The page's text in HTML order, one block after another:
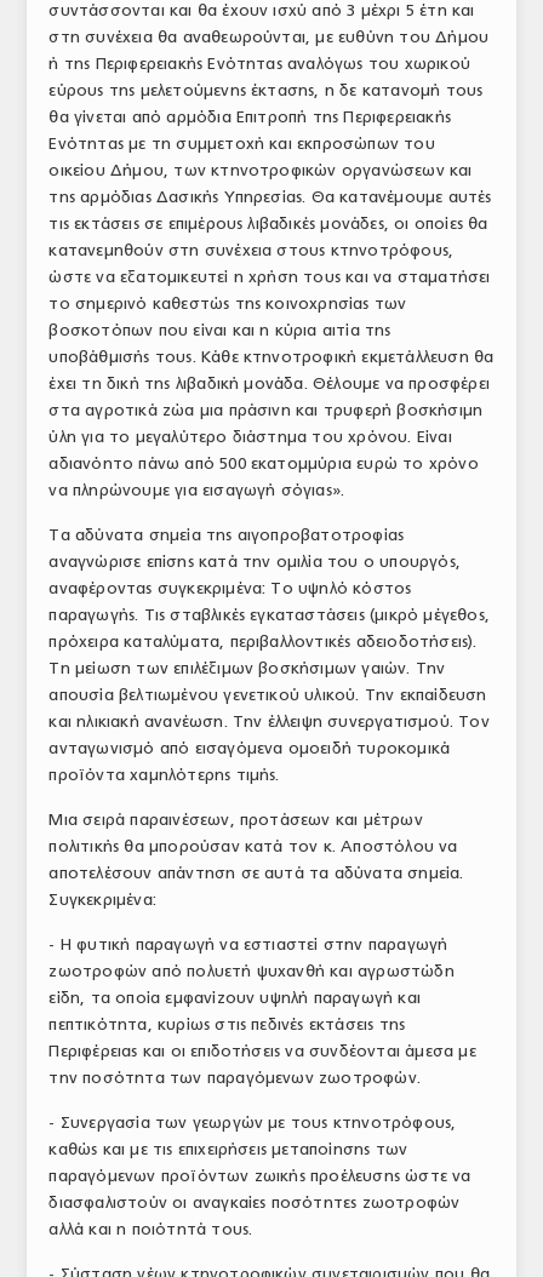
συντάσσονται και θα έχουν ισχύ από 3 μέχρι 5 έτη και
στη συνέχεια θα αναθεωρούνται, με ευθύνη του Δήμου
ή της Περιφερειακής Ενότητας αναλόγως του χωρικού
εύρους της μελετούμενης έκτασης, η δε κατανομή τους
θα γίνεται από αρμόδια Επιτροπή της Περιφερειακής
Ενότητας με τη συμμετοχή και εκπροσώπων του
οικείου Δήμου, των κτηνοτροφικών οργανώσεων και
της αρμόδιας Δασικής Υπηρεσίας. Θα κατανέμουμε αυτές
τις εκτάσεις σε επιμέρους λιβαδικές μονάδες, οι οποίες θα
κατανεμηθούν στη συνέχεια στους κτηνοτρόφους,
ώστε να εξατομικευτεί η χρήση τους και να σταματήσει
το σημερινό καθεστώς της κοινοχρησίας των
βοσκοτόπων που είναι και η κύρια αιτία της
υποβάθμισής τους. Κάθε κτηνοτροφική εκμετάλλευση θα
έχει τη δική της λιβαδική μονάδα. Θέλουμε να προσφέρει
στα αγροτικά ζώα μια πράσινη και τρυφερή βοσκήσιμη
ύλη για το μεγαλύτερο διάστημα του χρόνου. Είναι
αδιανόητο πάνω από 500 εκατομμύρια ευρώ το χρόνο
να πληρώνουμε για εισαγωγή σόγιας».
Τα αδύνατα σημεία της αιγοπροβατοτροφίας
αναγνώρισε επίσης κατά την ομιλία του ο υπουργός,
αναφέροντας συγκεκριμένα: Το υψηλό κόστος
παραγωγής. Τις σταβλικές εγκαταστάσεις (μικρό μέγεθος,
πρόχειρα καταλύματα, περιβαλλοντικές αδειοδοτήσεις).
Τη μείωση των επιλέξιμων βοσκήσιμων γαιών. Την
απουσία βελτιωμένου γενετικού υλικού. Την εκπαίδευση
και ηλικιακή ανανέωση. Την έλλειψη συνεργατισμού. Τον
ανταγωνισμό από εισαγόμενα ομοειδή τυροκομικά
προϊόντα χαμηλότερης τιμής.
Μια σειρά παραινέσεων, προτάσεων και μέτρων
πολιτικής θα μπορούσαν κατά τον κ. Αποστόλου να
αποτελέσουν απάντηση σε αυτά τα αδύνατα σημεία.
Συγκεκριμένα:
- Η φυτική παραγωγή να εστιαστεί στην παραγωγή
ζωοτροφών από πολυετή ψυχανθή και αγρωστώδη
είδη, τα οποία εμφανίζουν υψηλή παραγωγή και
πεπτικότητα, κυρίως στις πεδινές εκτάσεις της
Περιφέρειας και οι επιδοτήσεις να συνδέονται άμεσα με
την ποσότητα των παραγόμενων ζωοτροφών.
- Συνεργασία των γεωργών με τους κτηνοτρόφους,
καθώς και με τις επιχειρήσεις μεταποίησης των
παραγόμενων προϊόντων ζωικής προέλευσης ώστε να
διασφαλιστούν οι αναγκαίες ποσότητες ζωοτροφών
αλλά και η ποιότητά τους.